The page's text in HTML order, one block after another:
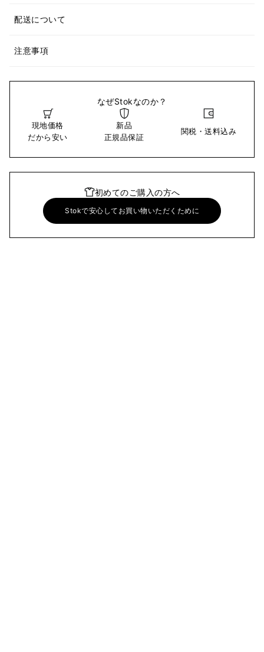
配送について
注意事項
なぜStokなのか？
現地価格
だから安い
新品
正規品保証
関税・送料込み
初めてのご購入の方へ
Stokで安心してお買い物いただくために